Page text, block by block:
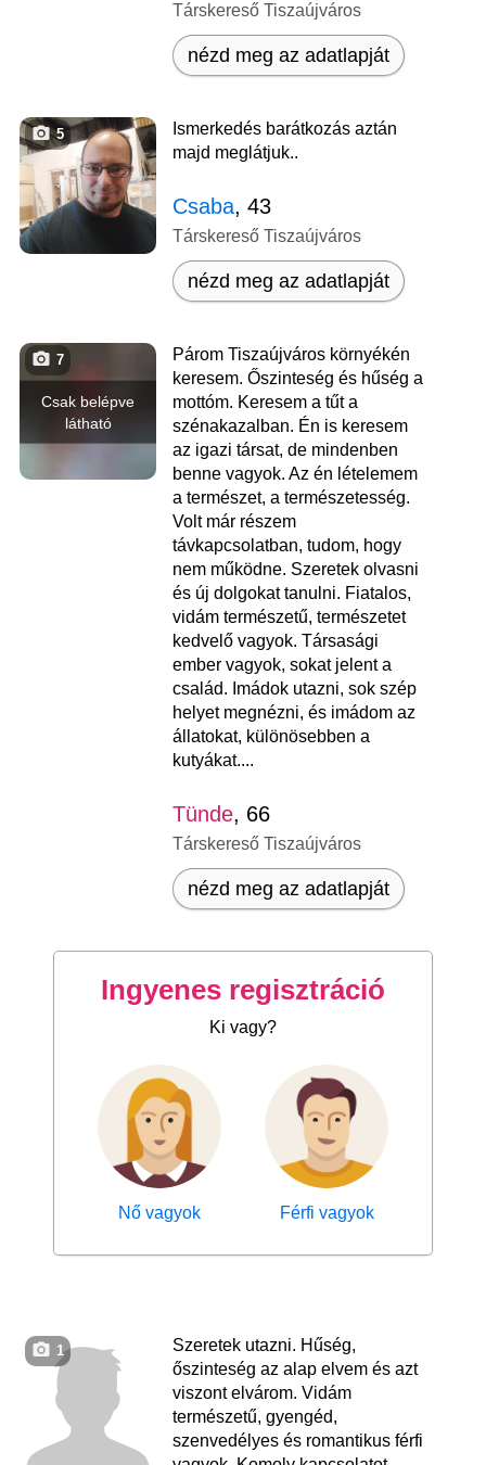
Társkereső Tiszaújváros
nézd meg az adatlapját
5
Ismerkedés barátkozás aztán
majd meglátjuk..
Csaba, 43
Társkereső Tiszaújváros
nézd meg az adatlapját
Csak belépve
látható
7
Párom Tiszaújváros környékén
keresem. Őszinteség és hűség a
mottóm. Keresem a tűt a
szénakazalban. Én is keresem
az igazi társat, de mindenben
benne vagyok. Az én lételemem
a természet, a természetesség.
Volt már részem
távkapcsolatban, tudom, hogy
nem működne. Szeretek olvasni
és új dolgokat tanulni. Fiatalos,
vidám természetű, természetet
kedvelő vagyok. Társasági
ember vagyok, sokat jelent a
család. Imádok utazni, sok szép
helyet megnézni, és imádom az
állatokat, különösebben a
kutyákat....
Tünde, 66
Társkereső Tiszaújváros
nézd meg az adatlapját
Ingyenes regisztráció
Ki vagy?
Nő vagyok Férfi vagyok
1
Szeretek utazni. Hűség,
őszinteség az alap elvem és azt
viszont elvárom. Vidám
természetű, gyengéd,
szenvedélyes és romantikus férfi